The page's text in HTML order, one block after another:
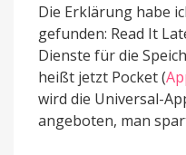
Die Erklärung habe
gefunden: Read It
Dienste für die
heißt jetzt Pocket (
wird die Universal-
angeboten, man